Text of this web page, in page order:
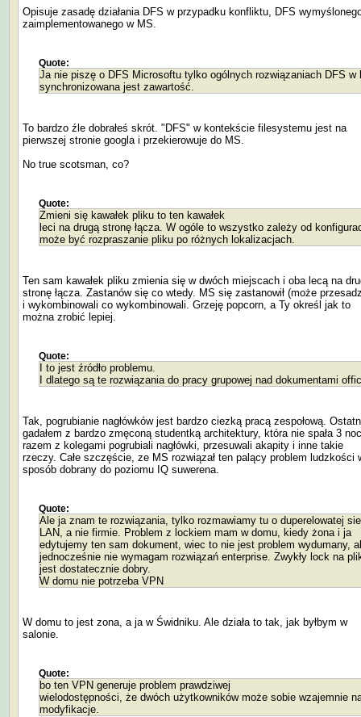
Opisuje zasadę działania DFS w przypadku konfliktu, DFS
zaimplementowanego w MS.
Quote:
Ja nie piszę o DFS Microsoftu tylko ogólnych rozwiązaniach DFS w
synchronizowana jest zawartość.
To bardzo źle dobrałeś skrót. "DFS" w kontekście filesystemu jest na
pierwszej stronie googla i przekierowuje do MS.
No true scotsman, co?
Quote:
Zmieni się kawałek pliku to ten kawałek
leci na drugą stronę łącza. W ogóle to wszystko zależy od
może być rozpraszanie pliku po różnych lokalizacjach.
Ten sam kawałek pliku zmienia się w dwóch miejscach i oba lecą na
stronę łącza. Zastanów się co wtedy. MS się zastanowił (może
i wykombinowali co wykombinowali. Grzeję popcorn, a Ty określ jak to
można zrobić lepiej.
Quote:
I to jest źródło problemu.
I dlatego są te rozwiązania do pracy grupowej nad dokumentami
Tak, pogrubianie nagłówków jest bardzo ciezką pracą zespołową.
gadałem z bardzo zmęconą studentką architektury, która nie spała 3
razem z kolegami pogrubiali nagłówki, przesuwali akapity i inne takie
rzeczy. Całe szczęście, ze MS rozwiązał ten palący problem ludzkości
sposób dobrany do poziomu IQ suwerena.
Quote:
Ale ja znam te rozwiązania, tylko rozmawiamy tu o duperelowatej
LAN, a nie firmie. Problem z lockiem mam w domu, kiedy żona i ja
edytujemy ten sam dokument, wiec to nie jest problem wydumany,
jednocześnie nie wymagam rozwiązań enterprise. Zwykły lock na
jest dostatecznie dobry.
W domu nie potrzeba VPN
W domu to jest zona, a ja w Świdniku. Ale działa to tak, jak byłbym w
salonie.
Quote:
bo ten VPN generuje problem prawdziwej
wielodostępności, że dwóch użytkowników może sobie wzajemnie
modyfikacje.